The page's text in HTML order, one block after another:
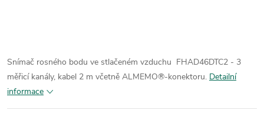
Snímač rosného bodu ve stlačeném vzduchu FHAD46DTC2 - 3
měřicí kanály, kabel 2 m včetně ALMEMO®-konektoru. Detailní
informace